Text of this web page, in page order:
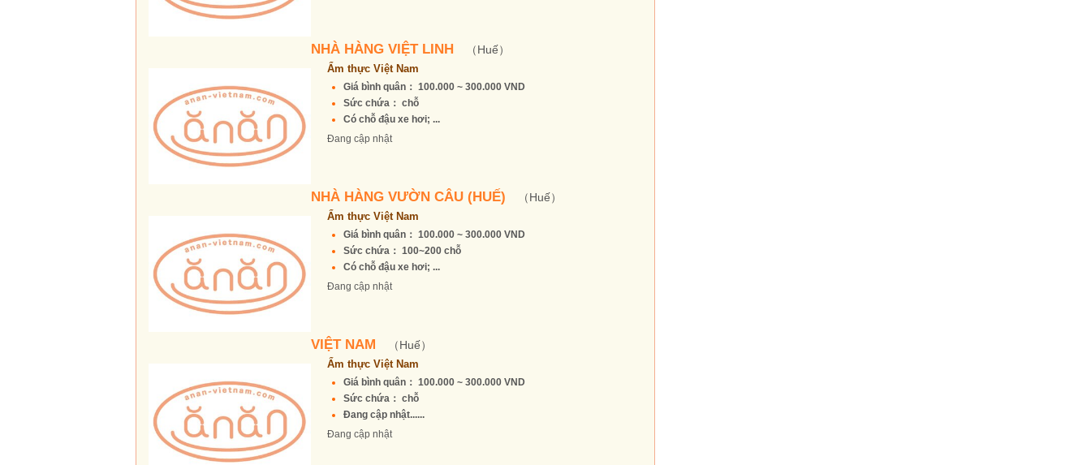
NHÀ HÀNG VIỆT LINH （Huế）
Ẩm thực Việt Nam
Giá bình quân： 100.000 ~ 300.000 VND
Sức chứa： chỗ
Có chỗ đậu xe hơi; ...
Đang cập nhật
NHÀ HÀNG VƯỜN CÂU (HUẾ) （Huế）
Ẩm thực Việt Nam
Giá bình quân： 100.000 ~ 300.000 VND
Sức chứa： 100~200 chỗ
Có chỗ đậu xe hơi; ...
Đang cập nhật
VIỆT NAM （Huế）
Ẩm thực Việt Nam
Giá bình quân： 100.000 ~ 300.000 VND
Sức chứa： chỗ
Đang cập nhật......
Đang cập nhật